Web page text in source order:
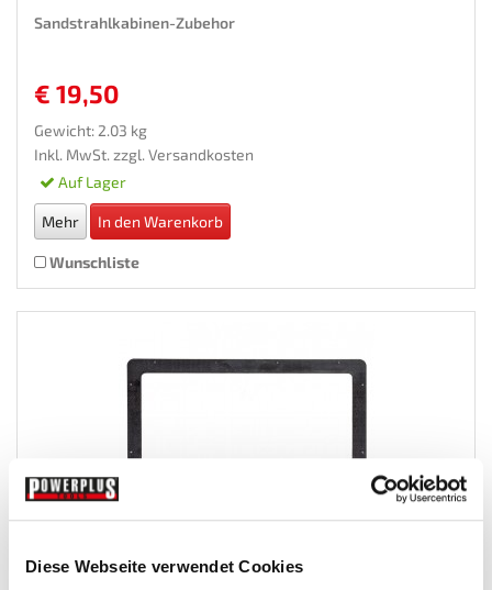
Diese Webseite verwendet Cookies
Sandstrahlkabinen-Zubehor
€ 19,50
Gewicht: 2.03 kg
Inkl. MwSt. zzgl. Versandkosten
Auf Lager
Mehr In den Warenkorb
Wunschliste
Kunststoffrahmen für Glasscheibe der...